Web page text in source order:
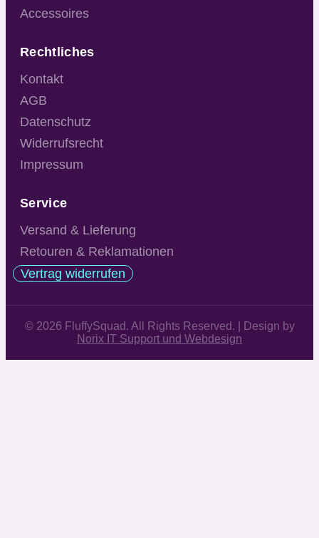
Accessoires
Rechtliches
Kontakt
AGB
Datenschutz
Widerrufsrecht
Impressum
Service
Versand & Lieferung
Retouren & Reklamationen
Vertrag widerrufen
© 2026 FluffySquad. All Rights Reserved. | Design by
Norix IT Support und Webdesign